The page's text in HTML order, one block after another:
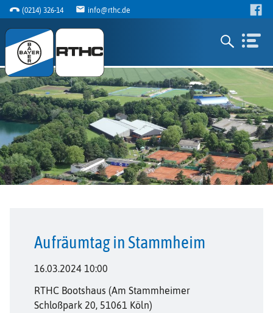
(0214) 326-14 info@rthc.de
Aufräumtag in Stammheim
16.03.2024 10:00
RTHC Bootshaus (Am Stammheimer
Schloßpark 20, 51061 Köln)